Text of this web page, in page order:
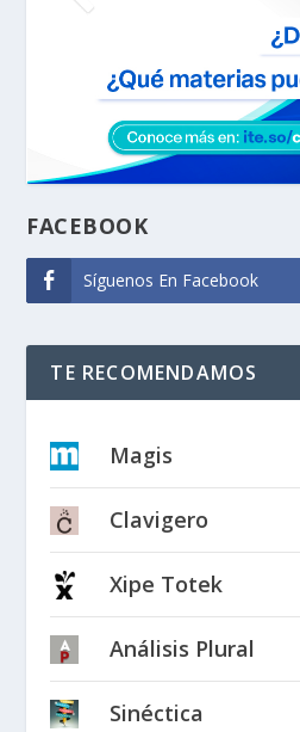
FACEBOOK
Síguenos En Facebook
TE RECOMENDAMOS
Magis
Clavigero
Xipe Totek
Análisis Plural
Sinéctica